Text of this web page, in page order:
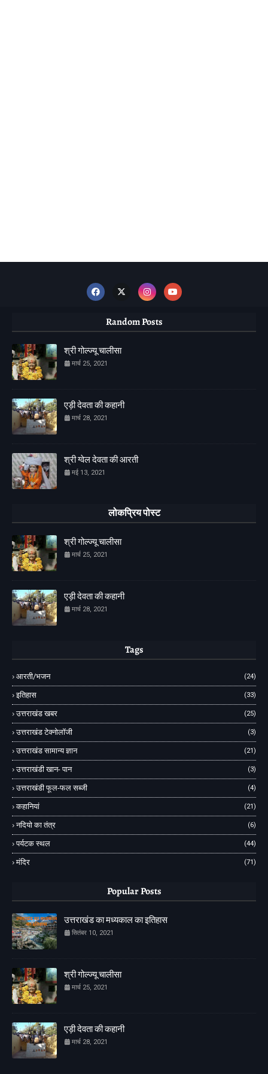
Random Posts
श्री गोल्ज्यू चालीसा
मार्च 25, 2021
एड़ी देवता की कहानी
मार्च 28, 2021
श्री ग्वेल देवता की आरती
मई 13, 2021
लोकप्रिय पोस्ट
श्री गोल्ज्यू चालीसा
मार्च 25, 2021
एड़ी देवता की कहानी
मार्च 28, 2021
Tags
आरती/भजन (24)
इतिहास (33)
उत्तराखंड खबर (25)
उत्तराखंड टेक्नोलॉजी (3)
उत्तराखंड सामान्य ज्ञान (21)
उत्तराखंडी खान- पान (3)
उत्तराखंडी फूल-फल सब्जी (4)
कहानियां (21)
नदियो का तंत्र (6)
पर्यटक स्थल (44)
मंदिर (71)
Popular Posts
उत्तराखंड का मध्यकाल का इतिहास
सितंबर 10, 2021
श्री गोल्ज्यू चालीसा
मार्च 25, 2021
एड़ी देवता की कहानी
मार्च 28, 2021